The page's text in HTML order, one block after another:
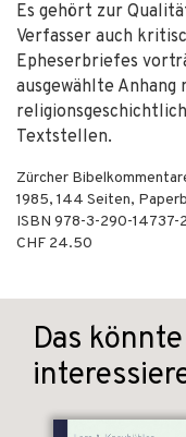
Es gehört zur
Verfasser auch
Epheserbriefes
ausgewählte
Textstellen.
Zürcher
1985, 144 Seiten,
ISBN 978-3-290-14737-2
CHF 24.50
Das